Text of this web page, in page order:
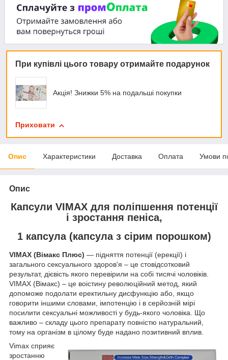
При купівлі цього товару отримайте подарунок
Акція! Знижки 5% на подальші покупки
Приховати
Опис Характеристики Доставка Оплата Умови
Опис
Капсули VIMAX для поліпшення потенції
і зростання пеніса,
1 капсула (капсула з сірим порошком)
VIMAX (Вімакс Плюс) ― підняття потенції (ерекції) і
загального сексуального здоров'я – це стовідсотковий
результат, дієвість якого перевірили на собі тисячі чоловіків.
VIMAX (Вімакс) – це воістину революційний метод, який
допоможе подолати еректильну дисфункцію або, якщо
говорити іншими словами, імпотенцію і в серйозній мірі
посилити сексуальні можливості у будь-якого чоловіка. Що
важливо – складу цього препарату повністю натуральний,
тому на організм в цілому буде надано позитивний вплив.
Vimax сприяє
зростанню